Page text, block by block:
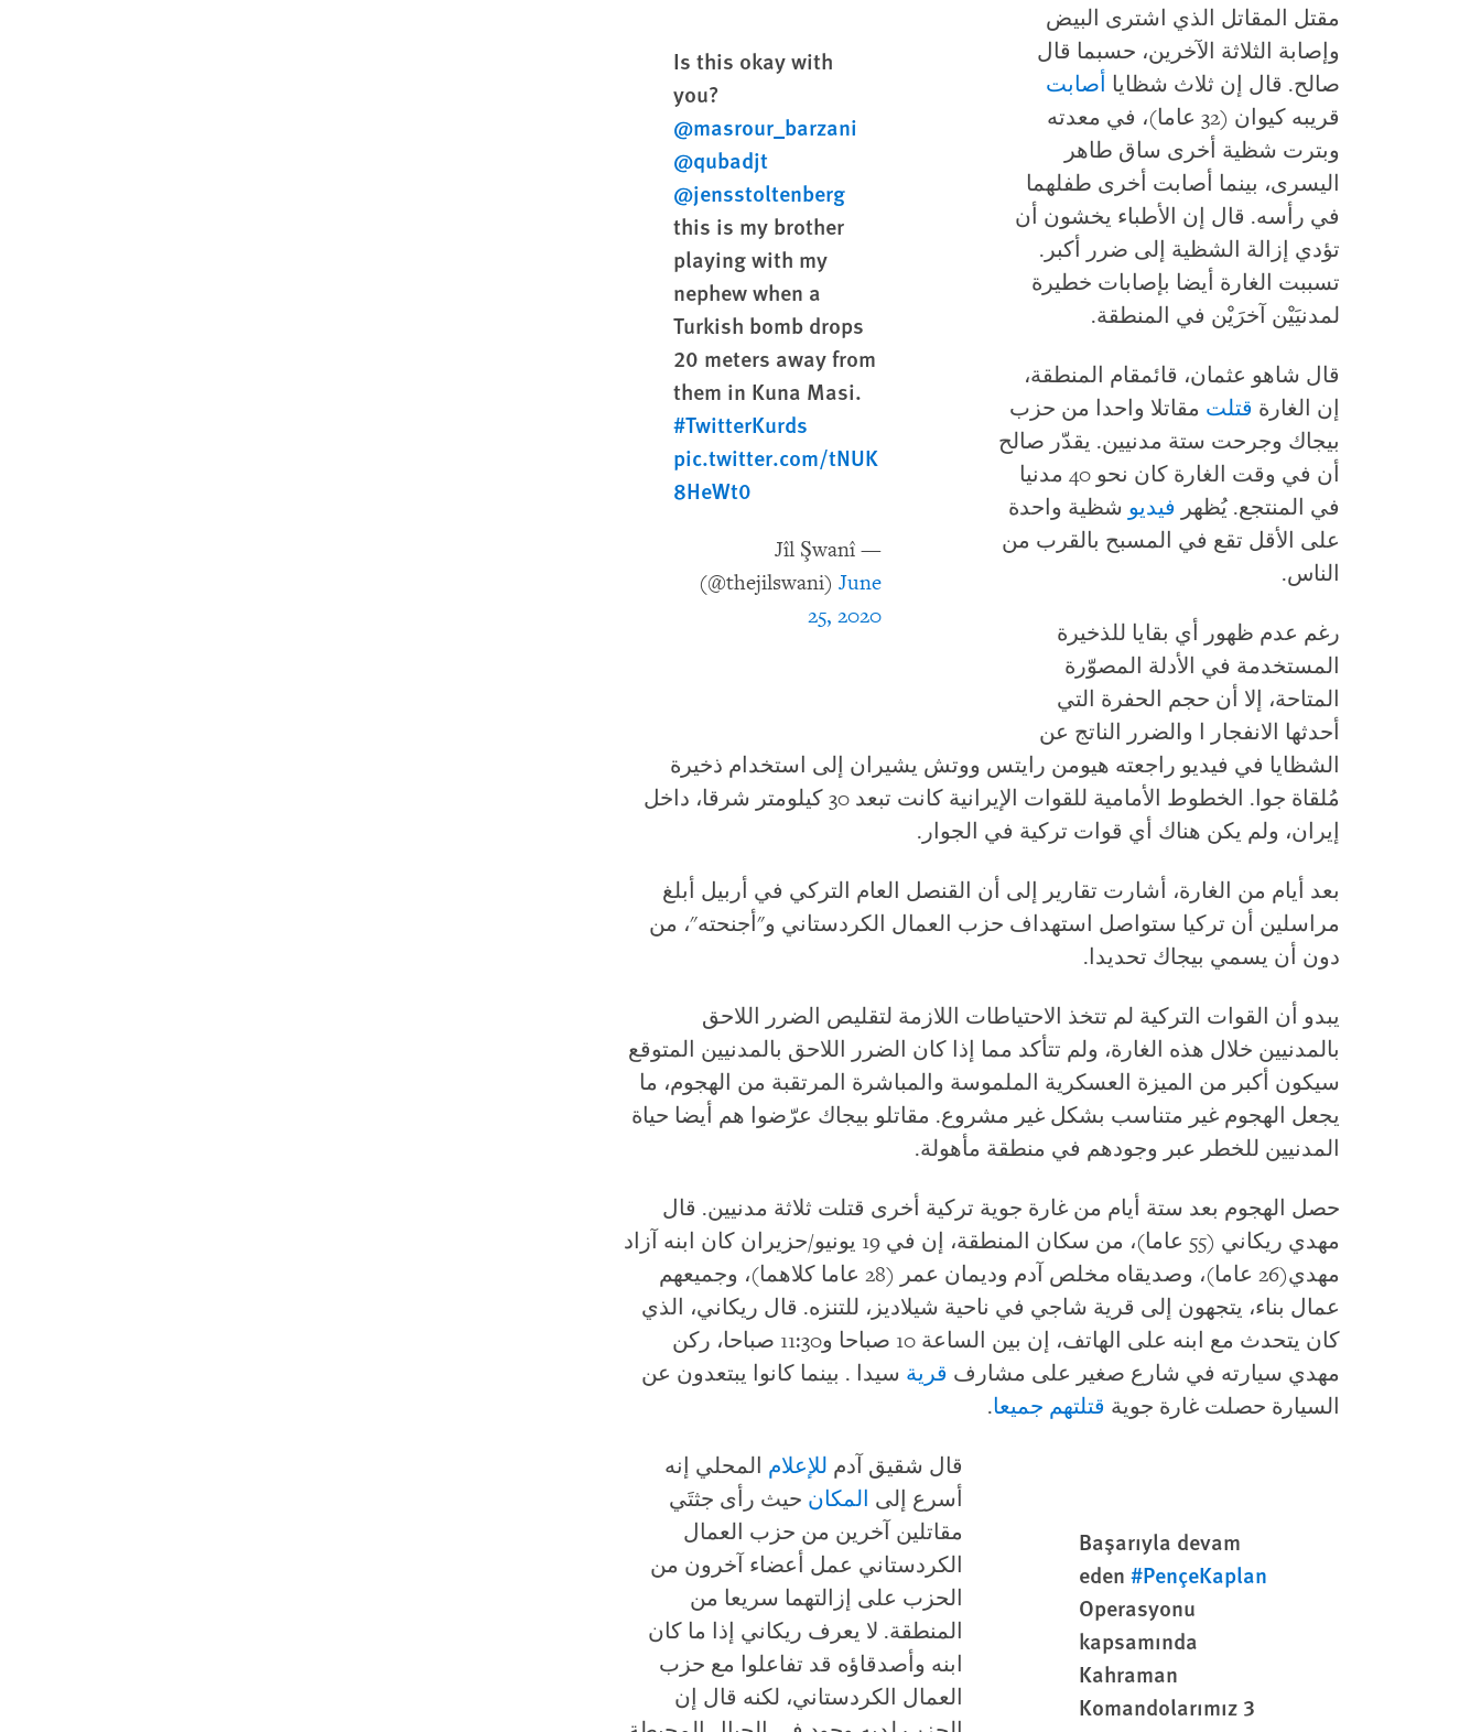
Is this okay with
you?
@masrour_barzani
@qubadjt
@jensstoltenberg
this is my brother
playing with my
nephew when a
Turkish bomb drops
20 meters away from
them in Kuna Masi.
#TwitterKurds
pic.twitter.com/tNUK
8HeWt0
— Jîl Şwanî
(@thejilswani)June
25, 2020
مقتل المقاتل الذي اشترى البيض
وإصابة الثلاثة الآخرين، حسبما قال
صالح. قال إن ثلاث شظايا أصابت
قريبه كيوان (32 عاما)، في معدته
وبترت شظية أخرى ساق طاهر
اليسرى، بينما أصابت أخرى طفلهما
في رأسه. قال إن الأطباء يخشون أن
تؤدي إزالة الشظية إلى ضرر أكبر.
تسببت الغارة أيضا بإصابات خطيرة
لمدنيَيْن آخرَيْن في المنطقة.
قال شاهو عثمان، قائمقام المنطقة،
إن الغارة قتلت مقاتلا واحدا من حزب
بيجاك وجرحت ستة مدنيين. يقدّر صالح
أن في وقت الغارة كان نحو 40 مدنيا
في المنتجع. يُظهر فيديو شظية واحدة
على الأقل تقع في المسبح بالقرب من
الناس.
رغم عدم ظهور أي بقايا للذخيرة
المستخدمة في الأدلة المصوّرة
المتاحة، إلا أن حجم الحفرة التي
أحدثها الانفجار ا والضرر الناتج عن
الشظايا في فيديو راجعته هيومن رايتس ووتش يشيران إلى استخدام ذخيرة
مُلقاة جوا. الخطوط الأمامية للقوات الإيرانية كانت تبعد 30 كيلومتر شرقا، داخل
إيران، ولم يكن هناك أي قوات تركية في الجوار.
بعد أيام من الغارة، أشارت تقارير إلى أن القنصل العام التركي في أربيل أبلغ
مراسلين أن تركيا ستواصل استهداف حزب العمال الكردستاني و"أجنحته"، من
دون أن يسمي بيجاك تحديدا.
يبدو أن القوات التركية لم تتخذ الاحتياطات اللازمة لتقليص الضرر اللاحق
بالمدنيين خلال هذه الغارة، ولم تتأكد مما إذا كان الضرر اللاحق بالمدنيين المتوقع
سيكون أكبر من الميزة العسكرية الملموسة والمباشرة المرتقبة من الهجوم، ما
يجعل الهجوم غير متناسب بشكل غير مشروع. مقاتلو بيجاك عرّضوا هم أيضا حياة
المدنيين للخطر عبر وجودهم في منطقة مأهولة.
حصل الهجوم بعد ستة أيام من غارة جوية تركية أخرى قتلت ثلاثة مدنيين. قال
مهدي ريكاني (55 عاما)، من سكان المنطقة، إن في 19 يونيو/حزيران كان ابنه آزاد
مهدي(26 عاما)، وصديقاه مخلص آدم وديمان عمر (28 عاما كلاهما)، وجميعهم
عمال بناء، يتجهون إلى قرية شاجي في ناحية شيلاديز، للتنزه. قال ريكاني، الذي
كان يتحدث مع ابنه على الهاتف، إن بين الساعة 10 صباحا و11:30 صباحا، ركن
مهدي سيارته في شارع صغير على مشارف قرية سيدا . بينما كانوا يبتعدون عن
السيارة حصلت غارة جوية قتلتهم جميعا.
Başarıyla devam
eden #PençeKaplan
Operasyonu
kapsamında
Kahraman
Komandolarımız 3
قال شقيق آدم للإعلام المحلي إنه
أسرع إلى المكان حيث رأى جثتَي
مقاتلين آخرين من حزب العمال
الكردستاني عمل أعضاء آخرون من
الحزب على إزالتهما سريعا من
المنطقة. لا يعرف ريكاني إذا ما كان
ابنه وأصدقاؤه قد تفاعلوا مع حزب
العمال الكردستاني، لكنه قال إن